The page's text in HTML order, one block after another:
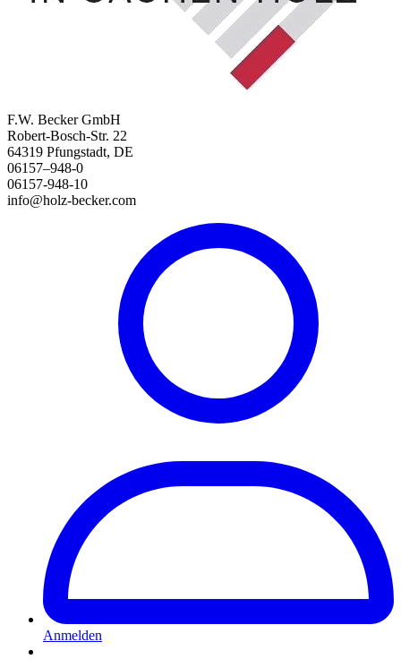
F.W. Becker GmbH
Robert-Bosch-Str. 22
64319 Pfungstadt, DE
06157–948-0
06157-948-10
info@holz-becker.com
Anmelden